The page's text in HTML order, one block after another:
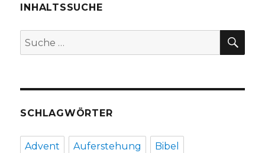
Spektrum
INHALTSSUCHE
Suche
nach:
SCHLAGWÖRTER
Advent Auferstehung Bibel